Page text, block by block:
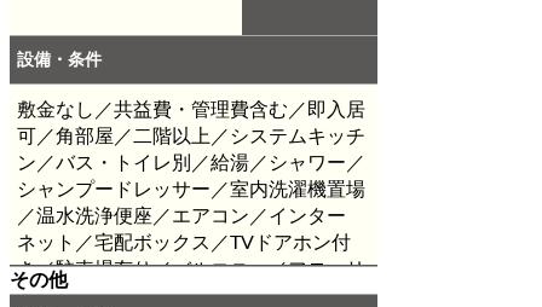
設備・条件
敷金なし／共益費・管理費含む／即入居
可／角部屋／二階以上／システムキッチ
ン／バス・トイレ別／給湯／シャワー／
シャンプードレッサー／室内洗濯機置場
／温水洗浄便座／エアコン／インター
ネット／宅配ボックス／TVドアホン付
き／駐車場有り／バルコニー／フローリ
ング／管理物件／リフォーム済／敷地内
その他